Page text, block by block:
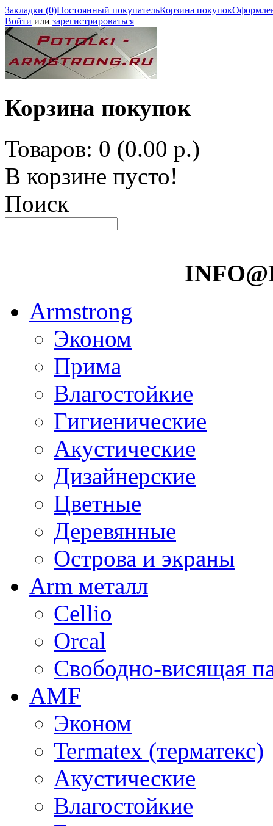
Закладки (0)Постоянный покупательКорзина покупок
Войти или зарегистрироваться
Корзина покупок
Товаров: 0 (0.00 р.)
В корзине пусто!
Поиск
Armstrong
Эконом
Прима
Влагостойкие
Гигиенические
Акустические
Дизайнерские
Цветные
Деревянные
Острова и экраны
Arm металл
Cellio
Orcal
Свободно-висящая
AMF
Эконом
Termatex (терматекс)
Акустические
Влагостойкие